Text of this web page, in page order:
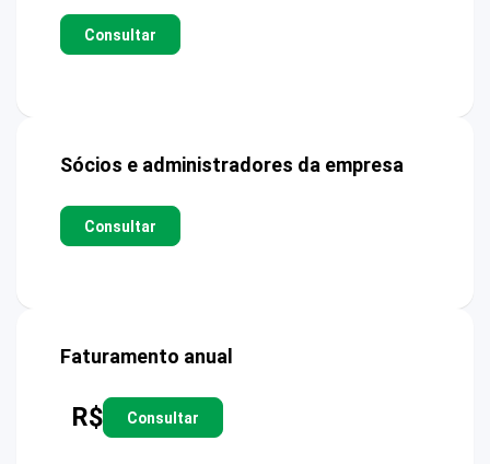
Consultar
Sócios e administradores da empresa
Consultar
Faturamento anual
R$ Consultar